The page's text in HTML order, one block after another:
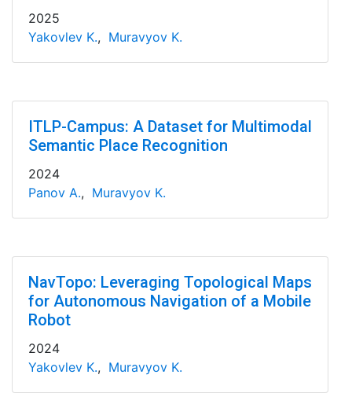
2025
Yakovlev K., Muravyov K.
ITLP-Campus: A Dataset for Multimodal
Semantic Place Recognition
2024
Panov A., Muravyov K.
NavTopo: Leveraging Topological Maps
for Autonomous Navigation of a Mobile
Robot
2024
Yakovlev K., Muravyov K.